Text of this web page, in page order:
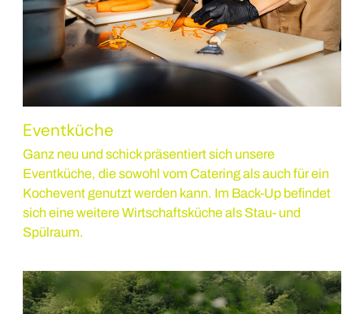
Eventküche
Ganz neu und schick präsentiert sich unsere
Eventküche, die sowohl vom Catering als auch für ein
Kochevent genutzt werden kann. Im Back-Up befindet
sich eine weitere Wirtschaftsküche als Stau- und
Spülraum.